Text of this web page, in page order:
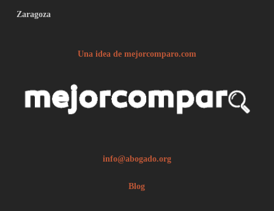
Zaragoza
Una idea de mejorcomparo.com
info@abogado.org
Blog